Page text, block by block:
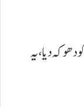
دھوکہ دیا، یہ